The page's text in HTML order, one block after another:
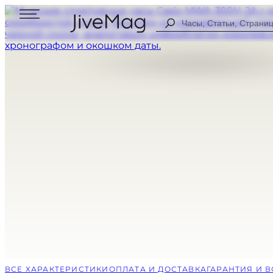
Search
...
Блог
ВСЕ ХАРАКТЕРИСТИКИ ОПЛАТА И ДОСТАВКАГАРАНТИЯ И